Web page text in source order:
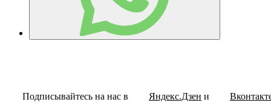
Подписывайтесь на нас в Яндекс.Дзен и